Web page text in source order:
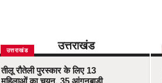
उत्तराखंड
उत्तराखंड
तीलू रौतेली पुरस्कार के लिए 13
महिलाओं का चयन, 35 आंगनबाड़ी